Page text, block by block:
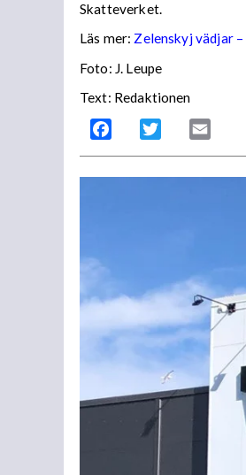
Skatteverket.
Läs mer: Zelenskyj vädjar
Foto: J. Leupe
Text: Redaktionen
Facebook Twitter